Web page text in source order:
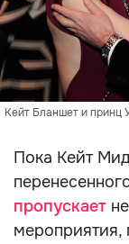
Кейт Бланшет и принц
Пока Кейт
пропускает
мероприятия,